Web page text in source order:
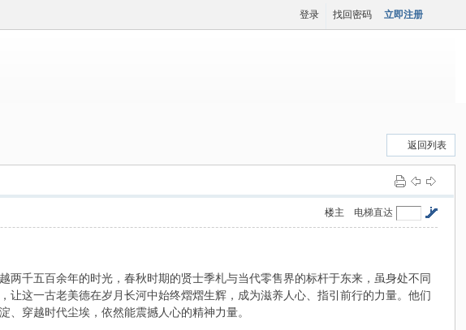
登录 找回密码 立即注册
返回列表
电梯直达
楼主
千五百余年的时光，春秋时期的贤士季札与当代零售界的标杆于东来，虽身处不同
这一古老美德在岁月长河中始终熠熠生辉，成为滋养人心、指引前行的力量。他们
穿越时代尘埃，依然能震撼人心的精神力量。